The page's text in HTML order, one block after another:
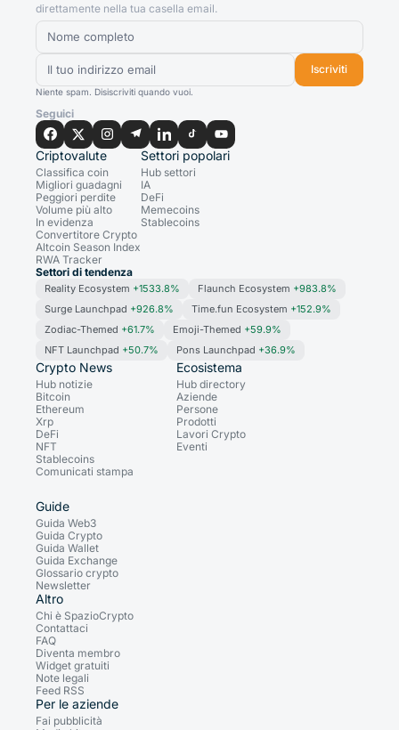
direttamente nella tua casella email.
Iscriviti
Niente spam. Disiscriviti quando vuoi.
Seguici
Criptovalute
Classifica coin
Migliori guadagni
Peggiori perdite
Volume più alto
In evidenza
Convertitore Crypto
Altcoin Season Index
RWA Tracker
Settori popolari
Hub settori
IA
DeFi
Memecoins
Stablecoins
Settori di tendenza
Reality Ecosystem +1533.8% Flaunch Ecosystem +983.8%
Surge Launchpad +926.8% Time.fun Ecosystem +152.9%
Zodiac-Themed +61.7% Emoji-Themed +59.9%
NFT Launchpad +50.7% Pons Launchpad +36.9%
Crypto News
Hub notizie
Bitcoin
Ethereum
Xrp
DeFi
NFT
Stablecoins
Comunicati stampa
Ecosistema
Hub directory
Aziende
Persone
Prodotti
Lavori Crypto
Eventi
Guide
Guida Web3
Guida Crypto
Guida Wallet
Guida Exchange
Glossario crypto
Newsletter
Altro
Chi è SpazioCrypto
Contattaci
FAQ
Diventa membro
Widget gratuiti
Note legali
Feed RSS
Per le aziende
Fai pubblicità